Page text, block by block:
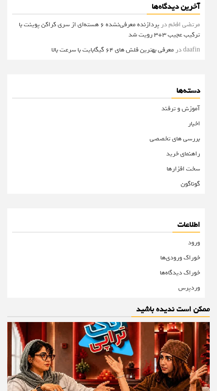
آخرین دیدگاه‌ها
مرتضی افخمدر
پردازنده معرفی‌نشده 6 هسته‌ای از سری کراکن پوینت با
ترکیب عجیب 3+3 رویت شد
daafinدر معرفی بهترین فلش های 64 گیگابایت با سرعت بالا
دسته‌ها
آموزش و ترفند
اخبار
بررسی های تخصصی
راهنمای خرید
سخت افزارها
گوناگون
اطلاعات
ورود
خوراک ورودی‌ها
خوراک دیدگاه‌ها
وردپرس
ممکن است ندیده باشید